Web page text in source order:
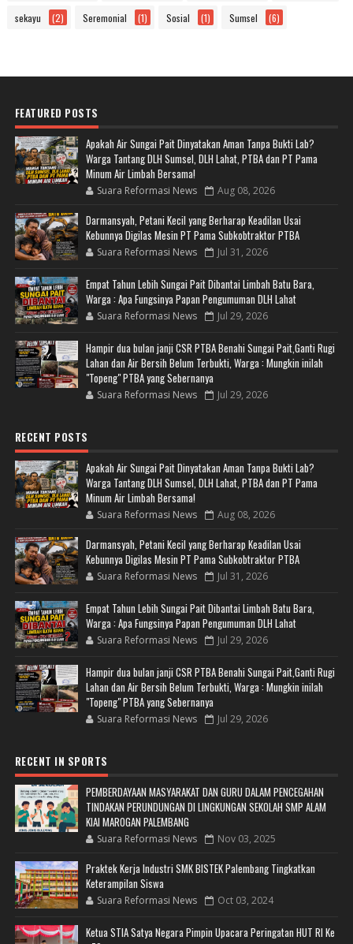
sekayu (2) Seremonial (1) Sosial (1) Sumsel (6)
FEATURED POSTS
Apakah Air Sungai Pait Dinyatakan Aman Tanpa Bukti Lab?
Warga Tantang DLH Sumsel, DLH Lahat, PTBA dan PT Pama
Minum Air Limbah Bersama!
Suara Reformasi News Aug 08, 2026
Darmansyah, Petani Kecil yang Berharap Keadilan Usai
Kebunnya Digilas Mesin PT Pama Subkobtraktor PTBA
Suara Reformasi News Jul 31, 2026
Empat Tahun Lebih Sungai Pait Dibantai Limbah Batu Bara,
Warga : Apa Fungsinya Papan Pengumuman DLH Lahat
Suara Reformasi News Jul 29, 2026
Hampir dua bulan janji CSR PTBA Benahi Sungai Pait,Ganti Rugi
Lahan dan Air Bersih Belum Terbukti, Warga : Mungkin inilah
"Topeng" PTBA yang Sebernanya
Suara Reformasi News Jul 29, 2026
RECENT POSTS
Apakah Air Sungai Pait Dinyatakan Aman Tanpa Bukti Lab?
Warga Tantang DLH Sumsel, DLH Lahat, PTBA dan PT Pama
Minum Air Limbah Bersama!
Suara Reformasi News Aug 08, 2026
Darmansyah, Petani Kecil yang Berharap Keadilan Usai
Kebunnya Digilas Mesin PT Pama Subkobtraktor PTBA
Suara Reformasi News Jul 31, 2026
Empat Tahun Lebih Sungai Pait Dibantai Limbah Batu Bara,
Warga : Apa Fungsinya Papan Pengumuman DLH Lahat
Suara Reformasi News Jul 29, 2026
Hampir dua bulan janji CSR PTBA Benahi Sungai Pait,Ganti Rugi
Lahan dan Air Bersih Belum Terbukti, Warga : Mungkin inilah
"Topeng" PTBA yang Sebernanya
Suara Reformasi News Jul 29, 2026
RECENT IN SPORTS
PEMBERDAYAAN MASYARAKAT DAN GURU DALAM PENCEGAHAN
TINDAKAN PERUNDUNGAN DI LINGKUNGAN SEKOLAH SMP ALAM
KIAI MAROGAN PALEMBANG
Suara Reformasi News Nov 03, 2025
Praktek Kerja Industri SMK BISTEK Palembang Tingkatkan
Keterampilan Siswa
Suara Reformasi News Oct 03, 2024
Ketua STIA Satya Negara Pimpin Upacara Peringatan HUT RI Ke